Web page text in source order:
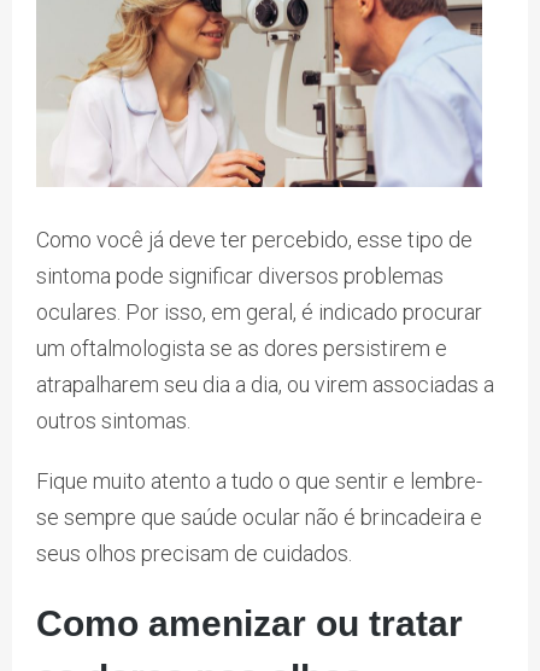
Como você já deve ter percebido, esse tipo de
sintoma pode significar diversos problemas
oculares. Por isso, em geral, é indicado procurar
um oftalmologista se as dores persistirem e
atrapalharem seu dia a dia, ou virem associadas a
outros sintomas.
Fique muito atento a tudo o que sentir e lembre-
se sempre que saúde ocular não é brincadeira e
seus olhos precisam de cuidados.
Como amenizar ou tratar